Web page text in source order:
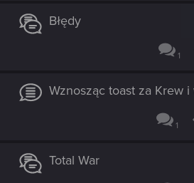
Błędy
1
Wznosząc toast za Krew i
1
Total War